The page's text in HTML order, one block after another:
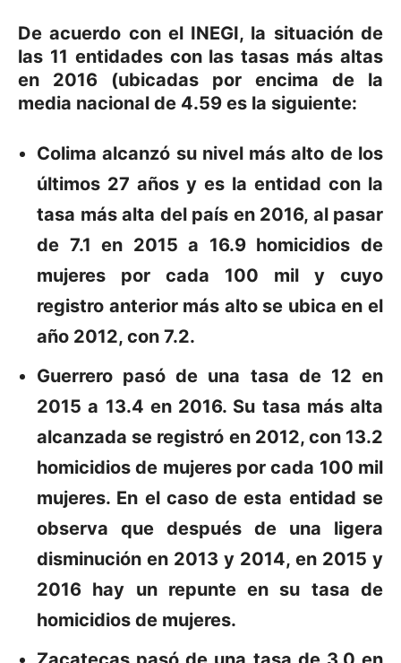
De acuerdo con el INEGI, la situación de
las 11 entidades con las tasas más altas
en 2016 (ubicadas por encima de la
media nacional de 4.59 es la siguiente:
Colima alcanzó su nivel más alto de los
últimos 27 años y es la entidad con la
tasa más alta del país en 2016, al pasar
de 7.1 en 2015 a 16.9 homicidios de
mujeres por cada 100 mil y cuyo
registro anterior más alto se ubica en el
año 2012, con 7.2.
Guerrero pasó de una tasa de 12 en
2015 a 13.4 en 2016. Su tasa más alta
alcanzada se registró en 2012, con 13.2
homicidios de mujeres por cada 100 mil
mujeres. En el caso de esta entidad se
observa que después de una ligera
disminución en 2013 y 2014, en 2015 y
2016 hay un repunte en su tasa de
homicidios de mujeres.